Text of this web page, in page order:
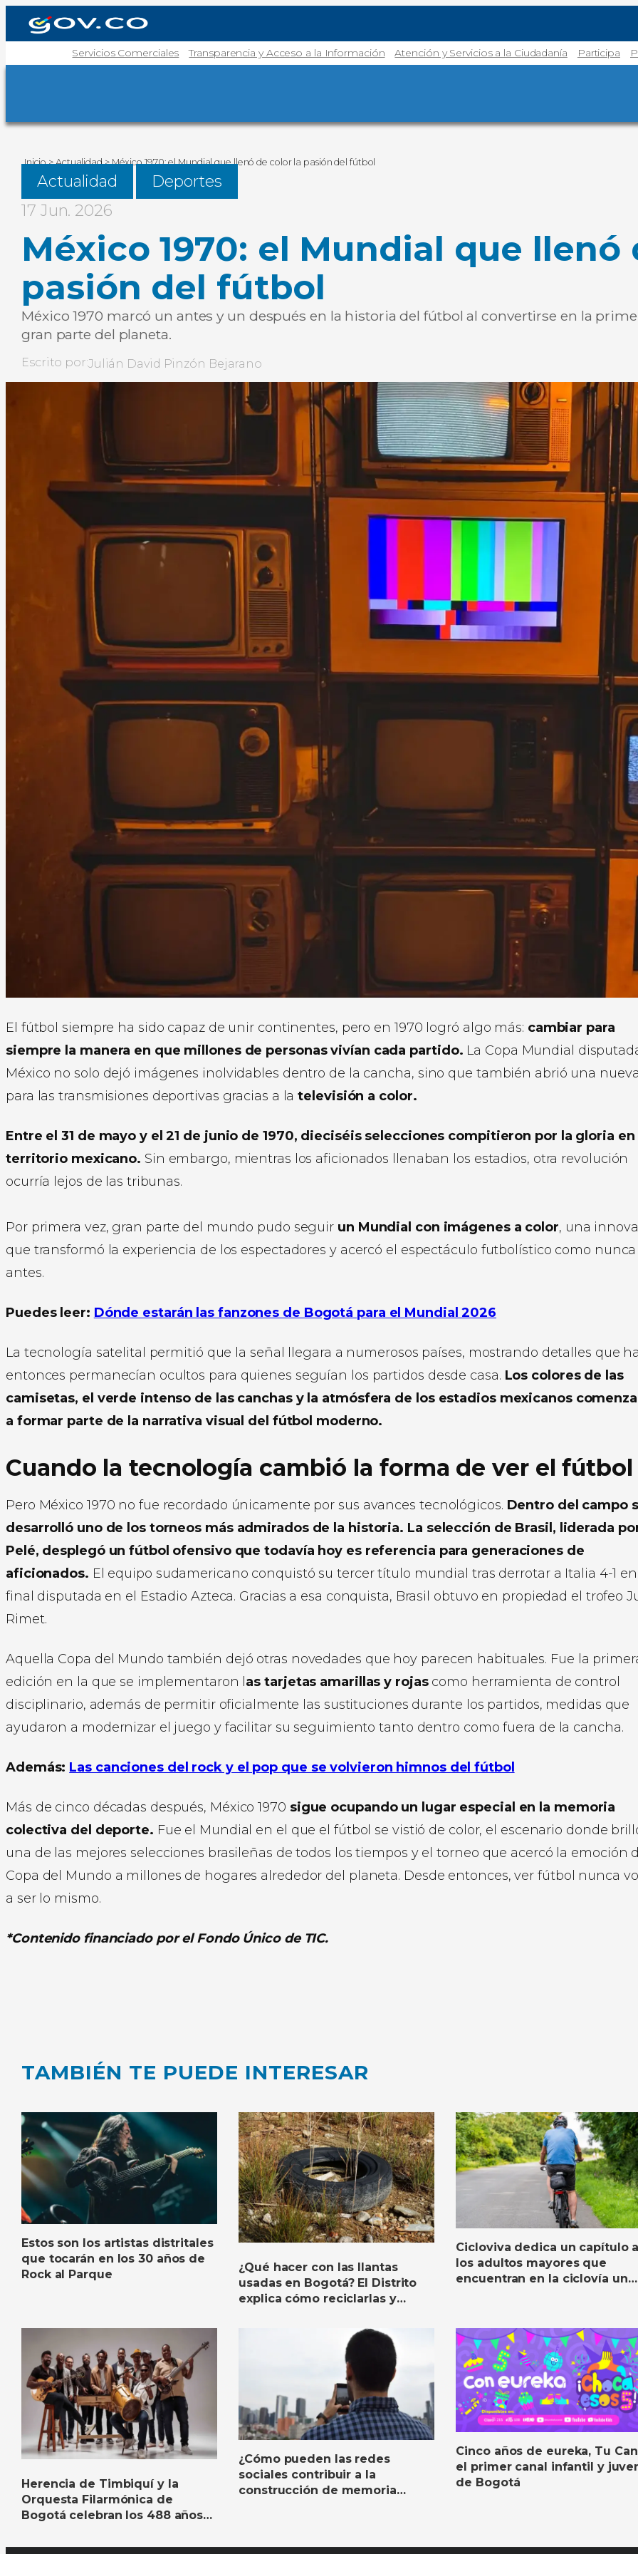
Servicios Comerciales Transparencia y Acceso a la Información Atención y Servicios a la Ciudadanía Participa
Inicio>Actualidad>México 1970: el Mundial que llenó de color la pasión del fútbol
Actualidad
Deportes
17 Jun. 2026
México 1970: el Mundial que llenó
pasión del fútbol
México 1970 marcó un antes y un después en la historia del fútbol al convertirse en la
gran parte del planeta.
Escrito por:Julián David Pinzón Bejarano
El fútbol siempre ha sido capaz de unir continentes, pero en 1970 logró algo más: cambiar para
siempre la manera en que millones de personas vivían cada partido. La Copa Mundial
México no solo dejó imágenes inolvidables dentro de la cancha, sino que también abrió una
para las transmisiones deportivas gracias a latelevisión a color.
Entre el 31 de mayo y el 21 de junio de 1970, dieciséis selecciones compitieron por la gloria en
territorio mexicano. Sin embargo, mientras los aficionados llenaban los estadios, otra revolución
ocurría lejos de las tribunas.
Por primera vez, gran parte del mundo pudo seguir un Mundial con imágenes a color, una
que transformó la experiencia de los espectadores y acercó el espectáculo futbolístico como nunca
antes.
Puedes leer: Dónde estarán las fanzones de Bogotá para el Mundial 2026
La tecnología satelital permitió que la señal llegara a numerosos países, mostrando detalles que
entonces permanecían ocultos para quienes seguían los partidos desde casa. Los colores de las
camisetas, el verde intenso de las canchas y la atmósfera de los estadios mexicanos
a formar parte de la narrativa visual del fútbol moderno.
Cuando la tecnología cambió la forma de ver el fútbol
Pero México 1970 no fue recordado únicamente por sus avances tecnológicos. Dentro del campo
desarrolló uno de los torneos más admirados de la historia. La selección de Brasil, liderada
Pelé, desplegó un fútbol ofensivo que todavía hoy es referencia para generaciones de
aficionados. El equipo sudamericano conquistó su tercer título mundial tras derrotar a Italia 4-1
final disputada en el Estadio Azteca. Gracias a esa conquista, Brasil obtuvo en propiedad el trofeo
Rimet.
Aquella Copa del Mundo también dejó otras novedades que hoy parecen habituales. Fue la
edición en la que se implementaron las tarjetas amarillas y rojas como herramienta de control
disciplinario, además de permitir oficialmente las sustituciones durante los partidos, medidas que
ayudaron a modernizar el juego y facilitar su seguimiento tanto dentro como fuera de la cancha.
Además: Las canciones del rock y el pop que se volvieron himnos del fútbol
Más de cinco décadas después, México 1970 sigue ocupando un lugar especial en la memoria
colectiva del deporte. Fue el Mundial en el que el fútbol se vistió de color, el escenario donde
una de las mejores selecciones brasileñas de todos los tiempos y el torneo que acercó la emoción
Copa del Mundo a millones de hogares alrededor del planeta. Desde entonces, ver fútbol nunca
a ser lo mismo.
*Contenido financiado por el Fondo Único de TIC.
TAMBIÉN TE PUEDE INTERESAR
Estos son los artistas distritales
que tocarán en los 30 años de
Rock al Parque
¿Qué hacer con las llantas
usadas en Bogotá? El Distrito
explica cómo reciclarlas y
Cicloviva dedica un capítulo a
los adultos mayores que
encuentran en la ciclovía un
Herencia de Timbiquí y la
Orquesta Filarmónica de
Bogotá celebran los 488 años
concierto sinfónico
¿Cómo pueden las redes
sociales contribuir a la
construcción de memoria
Cinco años de eureka, Tu
el primer canal infantil y
de Bogotá